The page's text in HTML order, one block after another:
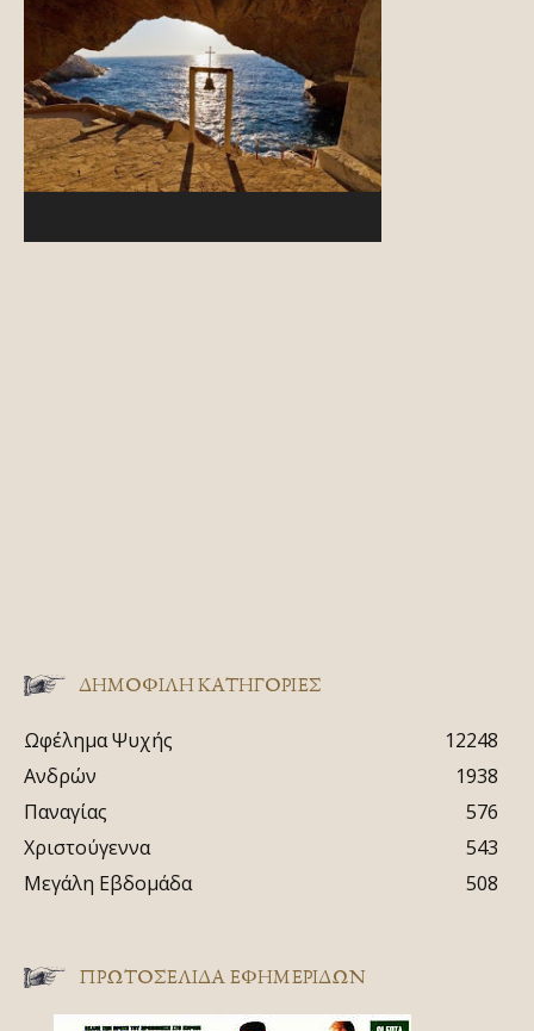
ΔΗΜΟΦΙΛΗ ΚΑΤΗΓΟΡΙΕΣ
Ωφέλημα Ψυχής
12248
Ανδρών
1938
Παναγίας
576
Χριστούγεννα
543
Μεγάλη Εβδομάδα
508
ΠΡΩΤΟΣΈΛΙΔΑ ΕΦΗΜΕΡΊΔΩΝ